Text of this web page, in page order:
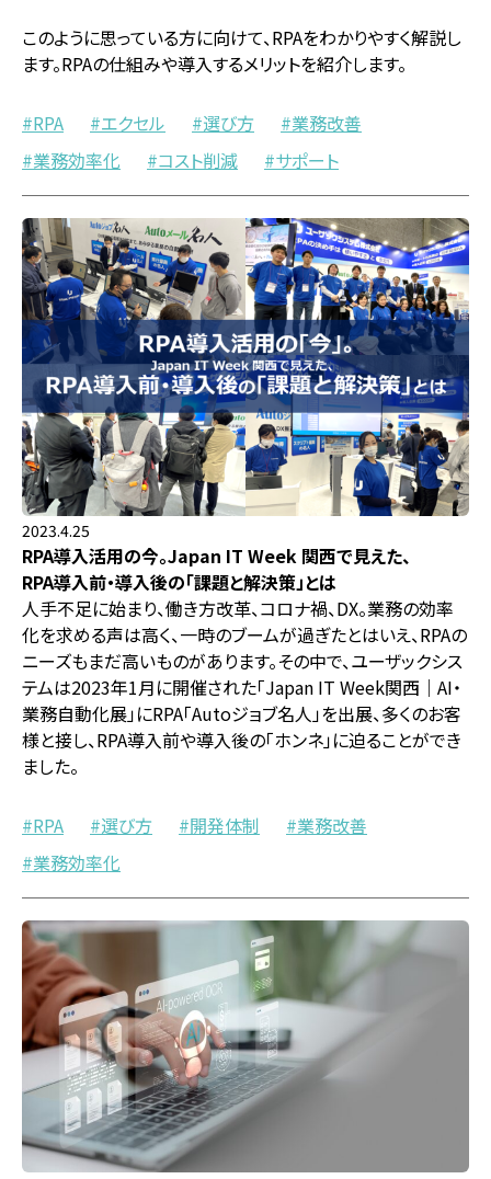
このように思っている方に向けて、RPAをわかりやすく解説し
ます。RPAの仕組みや導入するメリットを紹介します。
RPA エクセル 選び方
業務改善
業務効率化
コスト削減 サポート
2023.4.25
RPA導入活用の今。Japan IT Week 関西で見えた、
RPA導入前・導入後の「課題と解決策」とは
人手不足に始まり、働き方改革、コロナ禍、DX。業務の効率
化を求める声は高く、一時のブームが過ぎたとはいえ、RPAの
ニーズもまだ高いものがあります。その中で、ユーザックシス
テムは2023年1月に開催された「Japan IT Week関西｜AI・
業務自動化展」にRPA「Autoジョブ名人」を出展、多くのお客
様と接し、RPA導入前や導入後の「ホンネ」に迫ることができ
ました。
RPA 選び方 開発体制
業務改善
業務効率化